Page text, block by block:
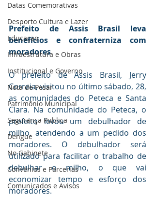
Datas Comemorativas
Desporto Cultura e Lazer
Educação
Infraestrutura e Obras
Institucional e Governo
Nota de Pesar
Patrimônio Municipal
Segurança Publica
Dengue
No Gabinete
Convênios e Parcerias
Comunicados e Avisos
Prefeito de Assis Brasil leva
benefícios e confraterniza com
moradores
O prefeito de Assis Brasil, Jerry
Correia, visitou no último sábado, 28,
as comunidades do Peteca e Santa
Clara. Na comunidade do Peteca, o
prefeito levou um debulhador de
milho, atendendo a um pedido dos
moradores. O debulhador será
utilizado para facilitar o trabalho de
debulhar o milho, o que vai
economizar tempo e esforço dos
moradores.